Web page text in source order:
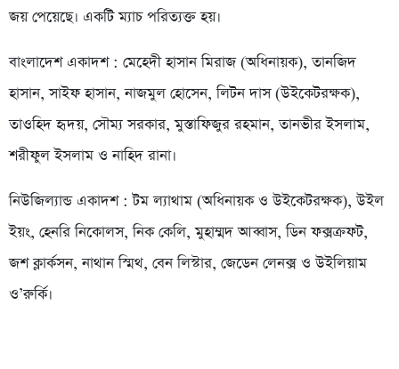
জয় পেয়েছে। একটি ম্যাচ পরিত্যক্ত হয়।
বাংলাদেশ একাদশ : মেহেদী হাসান মিরাজ (অধিনায়ক), তানজিদ
হাসান, সাইফ হাসান, নাজমুল হোসেন, লিটন দাস (উইকেটরক্ষক),
তাওহিদ হৃদয়, সৌম্য সরকার, মুস্তাফিজুর রহমান, তানভীর ইসলাম,
শরীফুল ইসলাম ও নাহিদ রানা।
নিউজিল্যান্ড একাদশ : টম ল্যাথাম (অধিনায়ক ও উইকেটরক্ষক), উইল
ইয়ং, হেনরি নিকোলস, নিক কেলি, মুহাম্মদ আব্বাস, ডিন ফক্সক্রফট,
জশ ক্লার্কসন, নাথান স্মিথ, বেন লিস্টার, জেডেন লেনক্স ও উইলিয়াম
ও’রুর্কি।